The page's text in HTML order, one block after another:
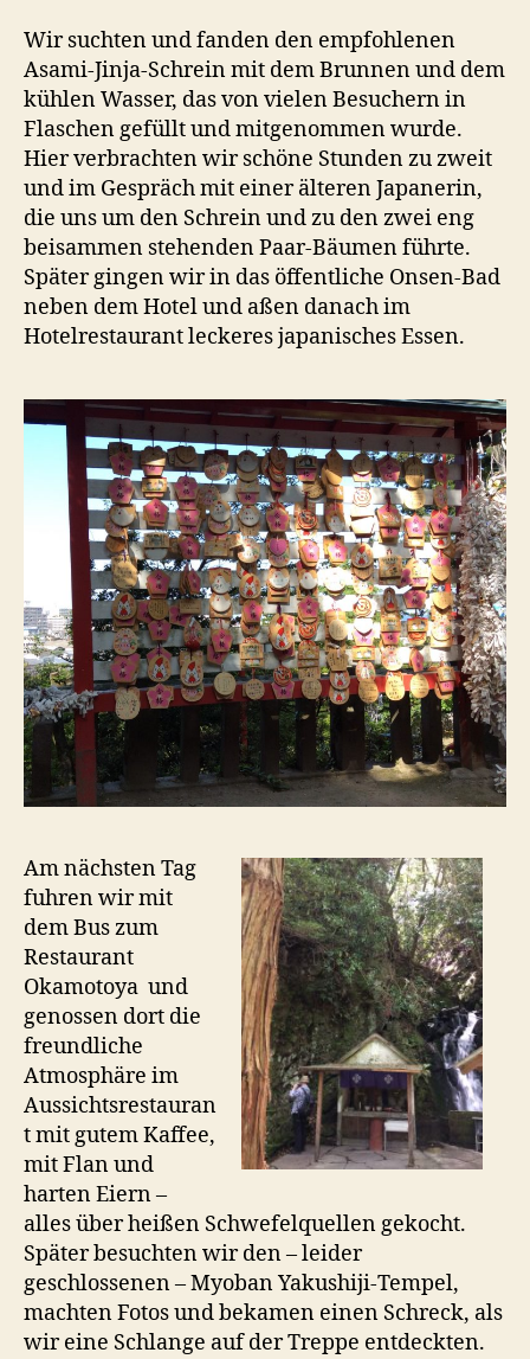
Wir suchten und fanden den empfohlenen
Asami-Jinja-Schrein mit dem Brunnen und dem
kühlen Wasser, das von vielen Besuchern in
Flaschen gefüllt und mitgenommen wurde.
Hier verbrachten wir schöne Stunden zu zweit
und im Gespräch mit einer älteren Japanerin,
die uns um den Schrein und zu den zwei eng
beisammen stehenden Paar-Bäumen führte.
Später gingen wir in das öffentliche Onsen-Bad
neben dem Hotel und aßen danach im
Hotelrestaurant leckeres japanisches Essen.
Am nächsten Tag
fuhren wir mit
dem Bus zum
Restaurant
Okamotoya und
genossen dort die
freundliche
Atmosphäre im
Aussichtsrestauran
t mit gutem Kaffee,
mit Flan und
harten Eiern –
alles über heißen Schwefelquellen gekocht.
Später besuchten wir den – leider
geschlossenen – Myoban Yakushiji-Tempel,
machten Fotos und bekamen einen Schreck, als
wir eine Schlange auf der Treppe entdeckten.